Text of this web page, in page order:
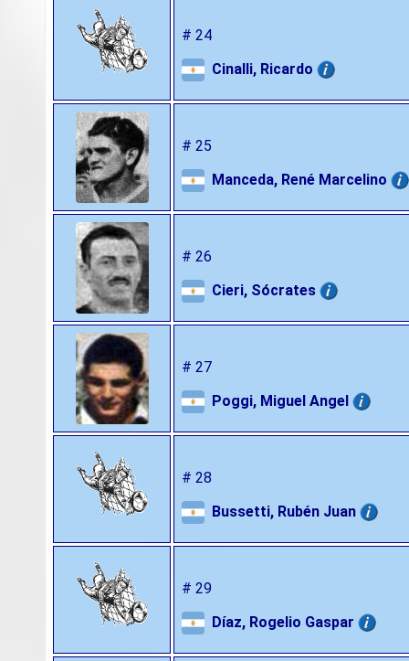
# 24
Cinalli, Ricardo
# 25
Manceda, René Marcelino
# 26
Cieri, Sócrates
# 27
Poggi, Miguel Angel
# 28
Bussetti, Rubén Juan
# 29
Díaz, Rogelio Gaspar